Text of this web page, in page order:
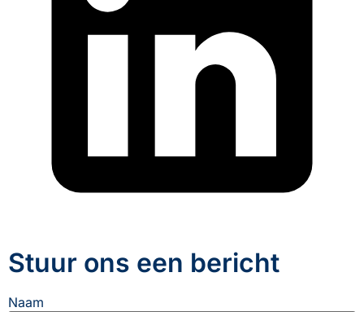
Stuur ons een bericht
Naam